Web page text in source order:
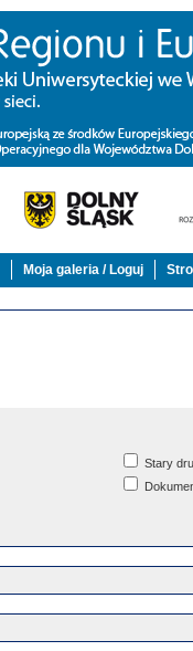
Moja galeria / Loguj
Stary